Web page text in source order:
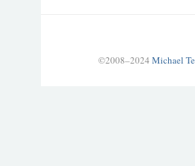
©2008–2024 Michael